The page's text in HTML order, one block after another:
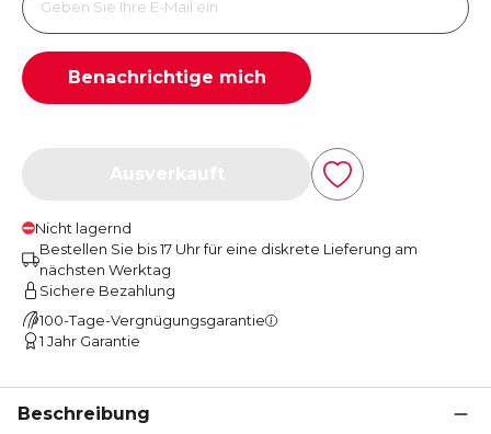
Benachrichtige mich
Nicht lagernd
Bestellen Sie bis 17 Uhr für eine diskrete Lieferung am
nächsten Werktag
Sichere Bezahlung
100-Tage-Vergnügungsgarantie
1 Jahr Garantie
Beschreibung